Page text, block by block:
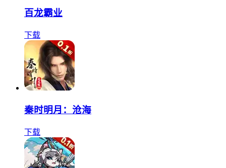
百龙霸业
下载
秦时明月：沧海
下载